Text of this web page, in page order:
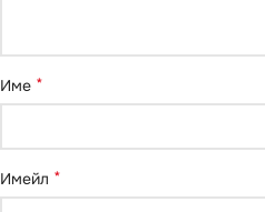
Име *
Имейл *